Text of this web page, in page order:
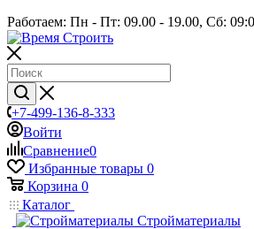
Работаем: Пн - Пт: 09.00 - 19.00, Сб:
+7-499-136-8-333
Войти
Сравнение0
Избранные товары 0
Корзина 0
Каталог
Стройматериалы